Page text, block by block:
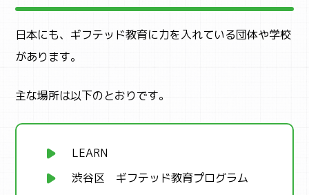
日本にも、ギフテッド教育に力を入れている団体や学校
があります。
主な場所は以下のとおりです。
LEARN
渋谷区 ギフテッド教育プログラム